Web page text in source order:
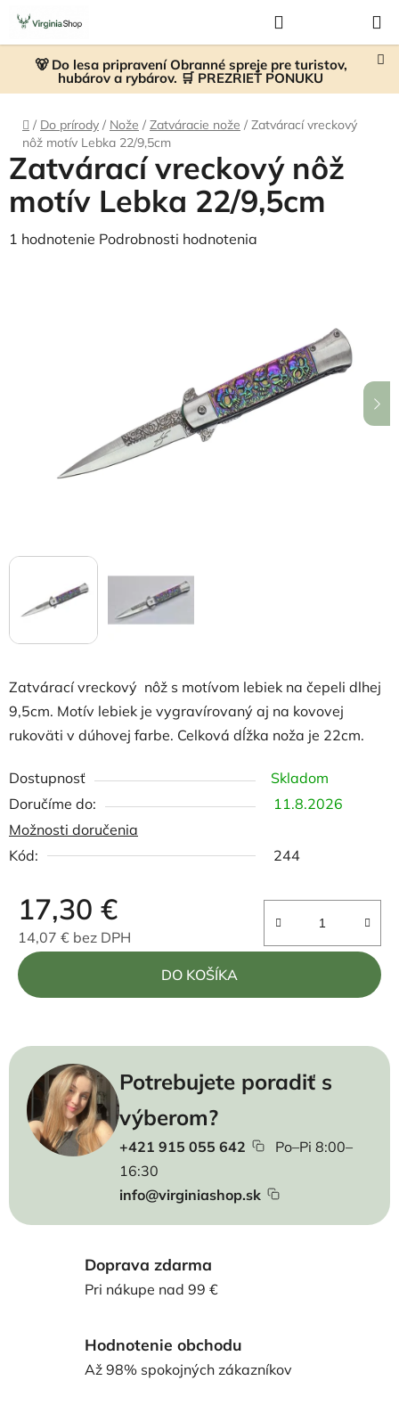
Prejsť
obsah
🐻 Do lesa pripravení Obranné spreje pre turistov,
hubárov a rybárov. 🛒 PREZRIEŤ PONUKU
KOŠÍK
Domov
/ Do prírody / Nože / Zatváracie nože / Zatvárací vreckový
nôž motív Lebka 22/9,5cm
Zatvárací vreckový nôž s motívom lebiek na čepeli dlhej
9,5cm. Motív lebiek je vygravírovaný aj na kovovej
rukoväti v dúhovej farbe. Celková dĺžka noža je 22cm.
Dostupnosť
Skladom
11.8.2026
Možnosti doručenia
Kód:
244
17,30 €
14,07 € bez DPH
Jednotková cena:
DO KOŠÍKA
Potrebujete poradiť s
výberom?
+421 915 055 642
Po–Pi 8:00–
16:30
info@virginiashop.sk
Zatvárací vreckový nôž
motív Lebka 22/9,5cm
Priemerné
1 hodnotenie Podrobnosti hodnotenia
Doprava zdarma
Pri nákupe nad 99 €
Hodnotenie obchodu
Až 98% spokojných zákazníkov